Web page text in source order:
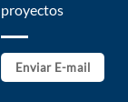
proyectos
Enviar E-mail